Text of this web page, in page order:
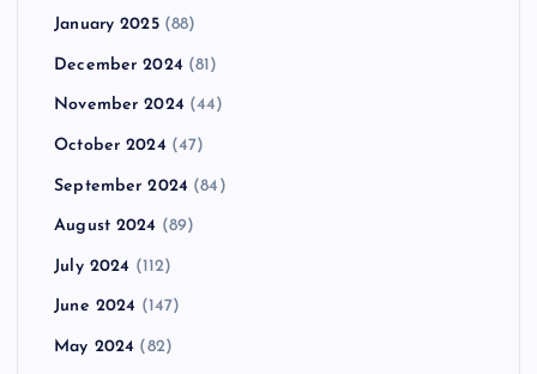
January 2025(88)
December 2024 (81)
November 2024 (44)
October 2024 (47)
September 2024 (84)
August 2024 (89)
July 2024 (112)
June 2024 (147)
May 2024 (82)